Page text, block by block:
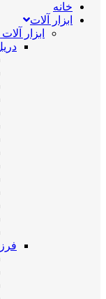
خانه
ابزار آلات
ابزار